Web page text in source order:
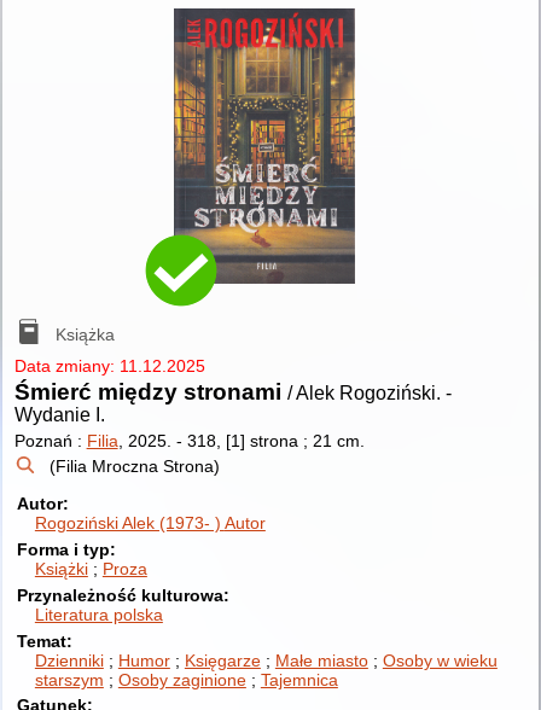
Książka
Data zmiany: 11.12.2025
Śmierć między stronami / Alek Rogoziński. -
Wydanie I.
Poznań : Filia , 2025. - 318, [1] strona ; 21 cm.
(Filia Mroczna Strona)
Autor
Rogoziński Alek (1973- ) Autor
Forma i typ
Książki
Proza
Przynależność kulturowa
Literatura polska
Temat
Dzienniki
Humor Księgarze Małe miasto
Osoby w wieku
starszym
Osoby zaginione
Tajemnica
Gatunek